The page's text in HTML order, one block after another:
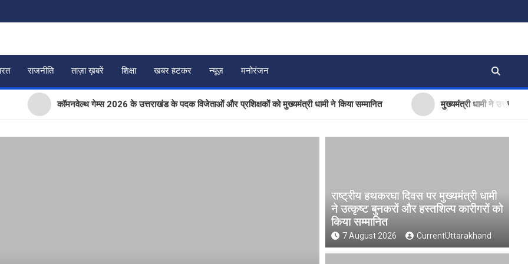
राजनीति ताज़ा ख़बरें शिक्षा खबर हटकर न्यूज़ मनोरंजन
कॉमनवेल्थ गेम्स 2026 के उत्तराखंड के पदक विजेताओं और प्रशिक्षकों को मुख्यमंत्री धामी ने किया सम्मानित मुख्यमंत्री धामी ने उत्तराखंड क्रीड़ा
राष्ट्रीय हथकरघा दिवस पर मुख्यमंत्री धामी
ने उत्कृष्ट बुनकरों और हस्तशिल्प कारीगरों को
किया सम्मानित
7 August 2026 CurrentUttarakhand